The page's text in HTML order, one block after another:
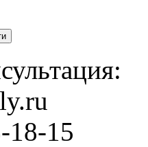
18-15